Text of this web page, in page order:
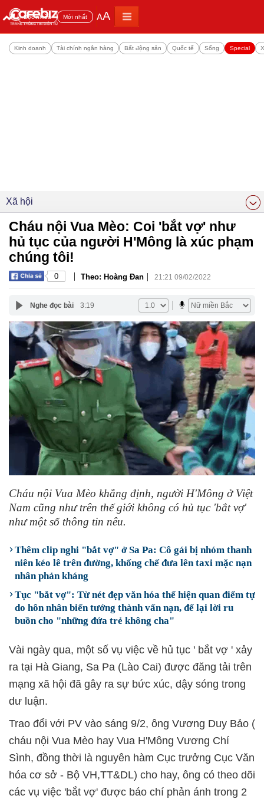
Đọc nhiều Mới nhất AA
Kinh doanh Tài chính ngân hàng Bất động sản Quốc tế Sống Special
Xã hội
Cháu nội Vua Mèo: Coi 'bắt vợ' như
hủ tục của người H'Mông là xúc phạm
chúng tôi!
0 | Theo: Hoàng Đan | 21:21 09/02/2022
Nghe đọc bài 3:19
Cháu nội Vua Mèo khẳng định, người H'Mông ở Việt
Nam cũng như trên thế giới không có hủ tục 'bắt vợ'
như một số thông tin nêu.
Thêm clip nghi "bắt vợ" ở Sa Pa: Cô gái bị nhóm thanh
niên kéo lê trên đường, khống chế đưa lên taxi mặc nạn
nhân phản kháng
Tục "bắt vợ": Từ nét đẹp văn hóa thể hiện quan điểm tự
do hôn nhân biến tướng thành vấn nạn, để lại lời ru
buồn cho "những đứa trẻ không cha"
Vài ngày qua, một số vụ việc về hủ tục ' bắt vợ ' xảy
ra tại Hà Giang, Sa Pa (Lào Cai) được đăng tải trên
mạng xã hội đã gây ra sự bức xúc, dậy sóng trong
dư luận.
Trao đổi với PV vào sáng 9/2, ông Vương Duy Bảo (
cháu nội Vua Mèo hay Vua H'Mông Vương Chí
Sình, đồng thời là nguyên hàm Cục trưởng Cục Văn
hóa cơ sở - Bộ VH,TT&DL) cho hay, ông có theo dõi
các vụ việc 'bắt vợ' được báo chí phản ánh trong 2